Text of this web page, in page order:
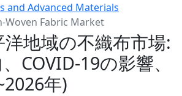
and Advanced Materials
Woven Fabric Market
地域の不織布市場:
COVID-19の影響、
年)